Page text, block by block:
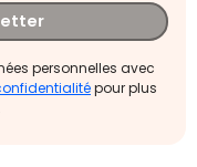
personnelles avec
pour plus